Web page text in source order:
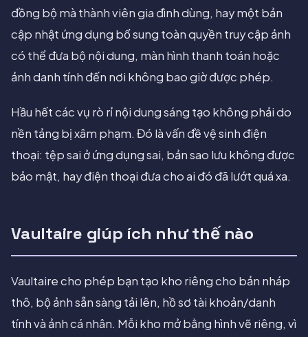
đồng bộ mà thành viên gia đình dùng, hay một bản
cập nhật ứng dụng bổ sung toàn quyền truy cập ảnh
có thể đưa bộ nội dung, màn hình thanh toán hoặc
ảnh danh tính đến nơi không bao giờ được phép.
Hầu hết các vụ rò rỉ nội dung sáng tạo không phải do
nền tảng bị xâm phạm. Đó là vấn đề vệ sinh điện
thoại: tệp sai ở ứng dụng sai, bản sao lưu không được
bảo mật, hay điện thoại đưa cho ai đó đã lướt quá xa.
Vaultaire giúp ích như thế nào
Vaultaire cho phép bạn tạo kho riêng cho bản nháp
thô, bộ ảnh sẵn sàng tải lên, hồ sơ tài khoản/danh
tính và ảnh cá nhân. Mỗi kho mở bằng hình vẽ riêng, vì